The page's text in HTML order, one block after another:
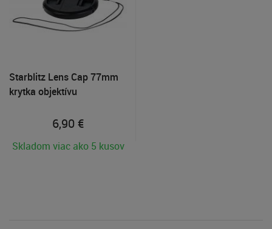
Starblitz Lens Cap 77mm
krytka objektívu
6,90 €
Skladom viac ako 5 kusov